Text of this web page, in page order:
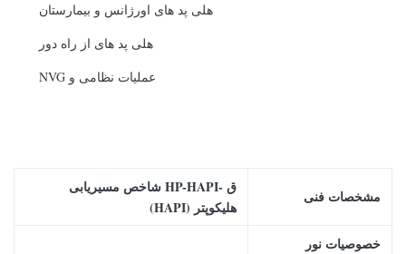
هلی پد های اورژانس و بیمارستان
هلی پد های از راه دور
عملیات نظامی و NVG
مشخصات فنی
ق -HP-HAPIشاخص مسیریابی
هلیکوپتر (HAPI)
خصوصیات نور